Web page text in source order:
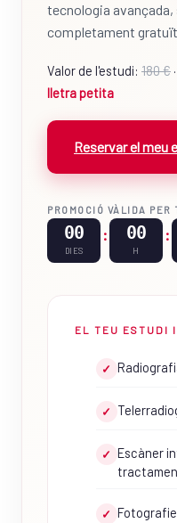
tecnologia
completament
Valor de l'estudi: 180 € ·
lletra petita
Reservar el
PROMOCIÓ VÀLIDA
00
DIES
: 00
H
:
EL TEU ESTUDI
✓
✓
✓ Escàner
✓